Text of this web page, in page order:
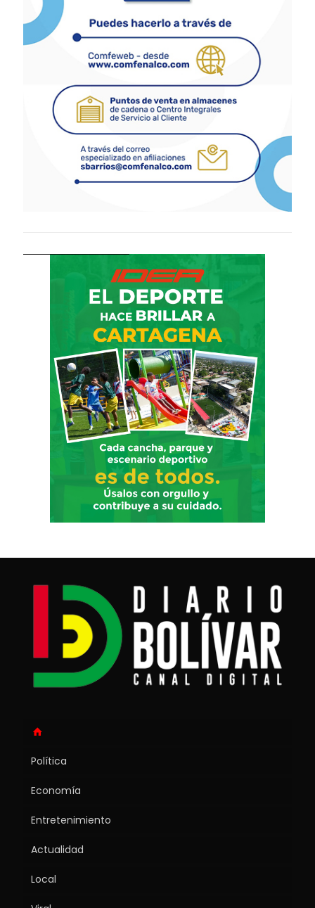
Política
Economía
Entretenimiento
Actualidad
Local